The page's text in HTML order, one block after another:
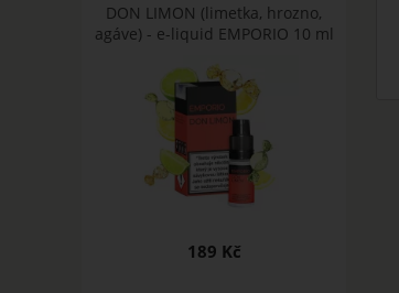
DON LIMON (limetka, hrozno,
agáve) - e-liquid EMPORIO 10 ml
189 Kč